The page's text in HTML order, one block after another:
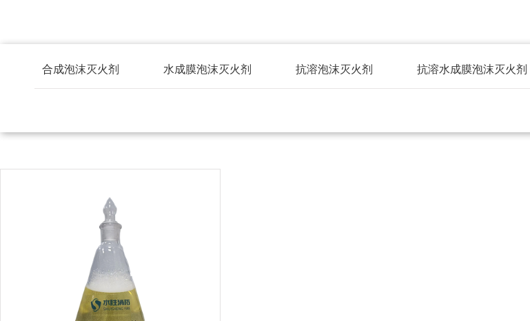
合成泡沫灭火剂 水成膜泡沫灭火剂 抗溶泡沫灭火剂 抗溶水成膜泡沫灭火剂